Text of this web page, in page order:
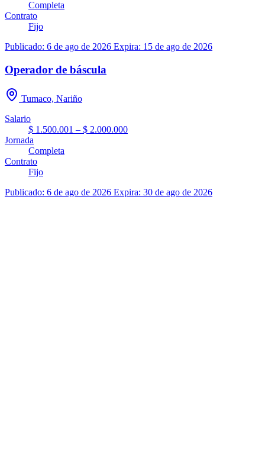
Completa
Contrato
Fijo
Publicado: 6 de ago de 2026 Expira: 15 de ago de 2026
Operador de báscula
Tumaco, Nariño
Salario
$ 1.500.001 – $ 2.000.000
Jornada
Completa
Contrato
Fijo
Publicado: 6 de ago de 2026 Expira: 30 de ago de 2026